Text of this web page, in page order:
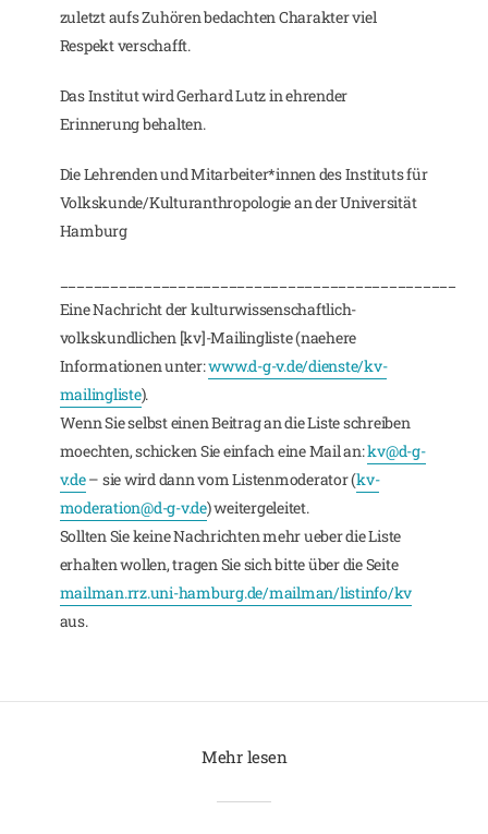
zuletzt aufs Zuhören bedachten Charakter viel
Respekt verschafft.
Das Institut wird Gerhard Lutz in ehrender
Erinnerung behalten.
Die Lehrenden und Mitarbeiter*innen des Instituts für
Volkskunde/Kulturanthropologie an der Universität
Hamburg
Eine Nachricht der kulturwissenschaftlich-
volkskundlichen [kv]-Mailingliste (naehere
Informationen unter:www.d-g-v.de/dienste/kv-
mailingliste).
Wenn Sie selbst einen Beitrag an die Liste schreiben
moechten, schicken Sie einfach eine Mail an:kv@d-g-
v.de– sie wird dann vom Listenmoderator (kv-
moderation@d-g-v.de) weitergeleitet.
Sollten Sie keine Nachrichten mehr ueber die Liste
erhalten wollen, tragen Sie sich bitte über die Seite
mailman.rrz.uni-hamburg.de/mailman/listinfo/kv
aus.
Mehr lesen